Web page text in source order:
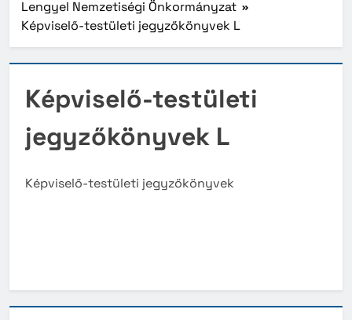
Lengyel Nemzetiségi Önkormányzat
Képviselő-testületi jegyzőkönyvek L
Képviselő-testületi
jegyzőkönyvek L
Képviselő-testületi jegyzőkönyvek